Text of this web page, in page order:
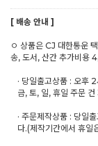
[ 배송 안내 ]
ㅇ 상품은 CJ 대한통운
송, 도서, 산간 추가비
· 당일출고상품 : 오후
금, 토, 일, 휴일 주문 건
· 주문제작상품 : 당일
다.(제작기간에서 휴일